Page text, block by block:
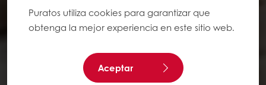
Puratos utiliza cookies para garantizar que
obtenga la mejor experiencia en este sitio web.
Aceptar